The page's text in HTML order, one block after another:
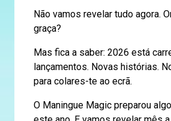
Não vamos revelar tudo agora.
graça?
Mas fica a saber: 2026 está
lançamentos. Novas histórias.
para colares-te ao ecrã.
O Maningue Magic preparou